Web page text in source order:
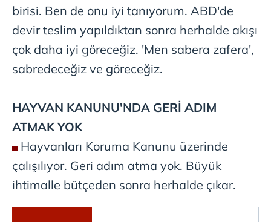
birisi. Ben de onu iyi tanıyorum. ABD'de
devir teslim yapıldıktan sonra herhalde akışı
çok daha iyi göreceğiz. 'Men sabera zafera',
sabredeceğiz ve göreceğiz.
HAYVAN KANUNU'NDA GERİ ADIM
ATMAK YOK
Hayvanları Koruma Kanunu üzerinde
çalışılıyor. Geri adım atma yok. Büyük
ihtimalle bütçeden sonra herhalde çıkar.